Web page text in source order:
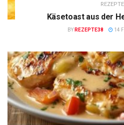
REZEPTE
Käsetoast aus der
BY REZEPTE38 14